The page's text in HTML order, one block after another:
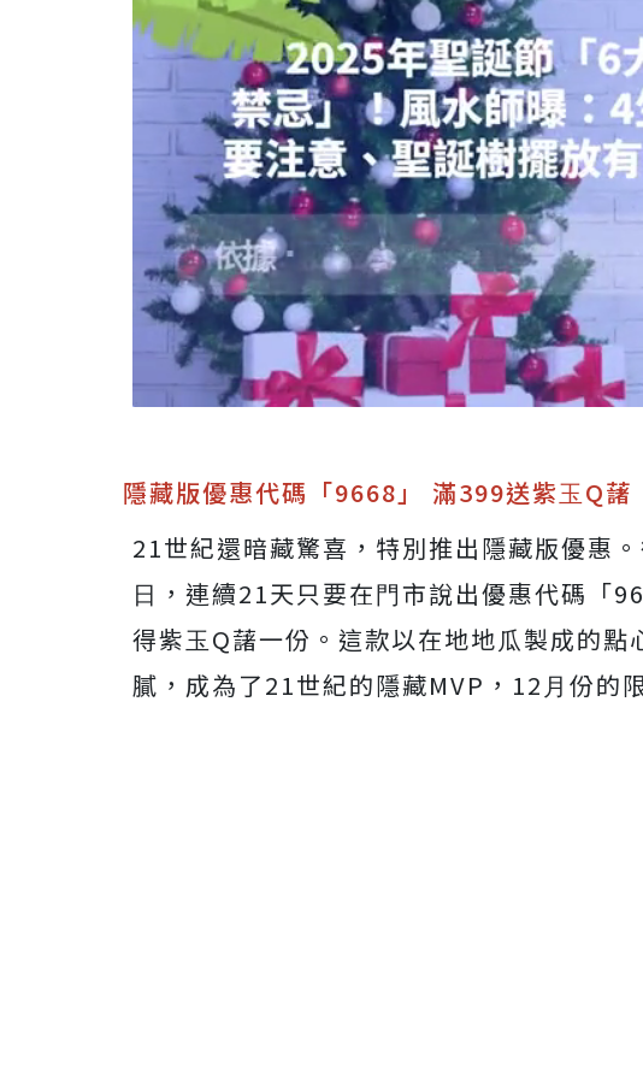
隱藏版優惠代碼「9668」 滿399送紫⽟Q藷
21世紀還暗藏驚喜，特別推出隱藏版優惠
⽇，連續21天只要在⾨市說出優惠代碼「
得紫⽟Q藷⼀份。這款以在地地⽠製成的點
膩，成為了21世紀的隱藏MVP，12⽉份的